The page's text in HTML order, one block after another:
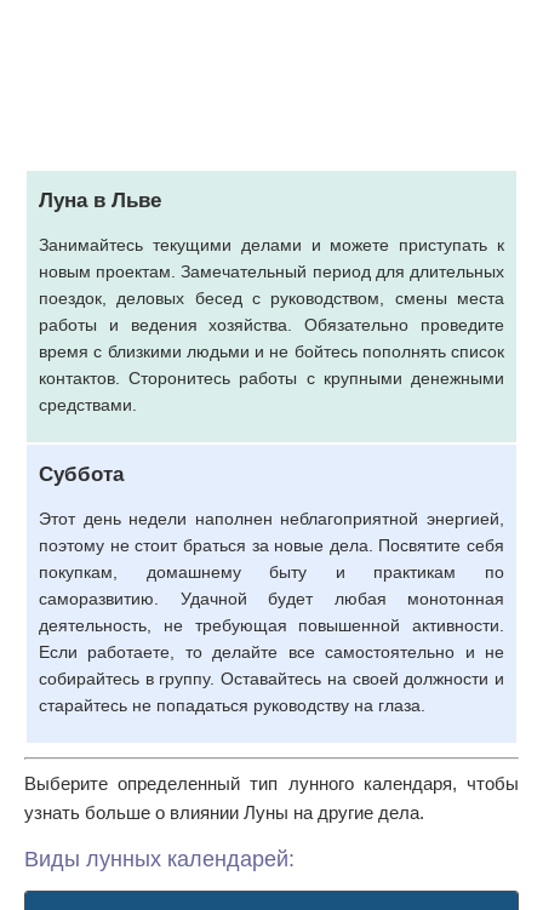
Луна в Льве
Занимайтесь текущими делами и можете приступать к
новым проектам. Замечательный период для длительных
поездок, деловых бесед с руководством, смены места
работы и ведения хозяйства. Обязательно проведите
время с близкими людьми и не бойтесь пополнять список
контактов. Сторонитесь работы с крупными денежными
средствами.
Суббота
Этот день недели наполнен неблагоприятной энергией,
поэтому не стоит браться за новые дела. Посвятите себя
покупкам, домашнему быту и практикам по
саморазвитию. Удачной будет любая монотонная
деятельность, не требующая повышенной активности.
Если работаете, то делайте все самостоятельно и не
собирайтесь в группу. Оставайтесь на своей должности и
старайтесь не попадаться руководству на глаза.
Выберите определенный тип лунного календаря, чтобы
узнать больше о влиянии Луны на другие дела.
Виды лунных календарей: